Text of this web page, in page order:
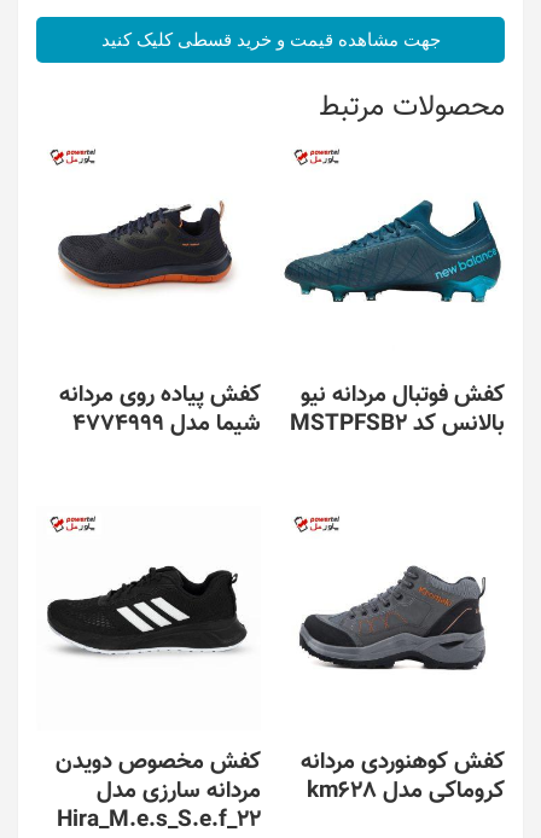
جهت مشاهده قیمت و خرید قسطی کلیک کنید
محصولات مرتبط
کفش فوتبال مردانه نیو
بالانس کد MSTPFSB2
کفش پیاده روی مردانه
شیما مدل 4774999
کفش کوهنوردی مردانه
کروماکی مدل km628
کفش مخصوص دویدن
مردانه سارزی مدل
Hira_M.e.s_S.e.f_22